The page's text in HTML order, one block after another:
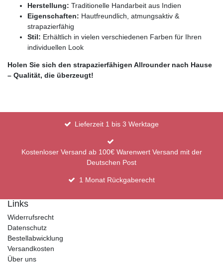
Herstellung: Traditionelle Handarbeit aus Indien
Eigenschaften: Hautfreundlich, atmungsaktiv &
strapazierfähig
Stil: Erhältlich in vielen verschiedenen Farben für Ihren
individuellen Look
Holen Sie sich den strapazierfähigen Allrounder nach Hause
– Qualität, die überzeugt!
Lieferzeit 1 bis 3 Werktage
Kostenloser Versand ab 100€ Warenwert Versand mit der
Deutschen Post
1 Monat Rückgaberecht
Links
Widerrufsrecht
Datenschutz
Bestellabwicklung
Versandkosten
Über uns